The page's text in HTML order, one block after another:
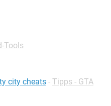
Tools
city cheats - Tipps - GTA